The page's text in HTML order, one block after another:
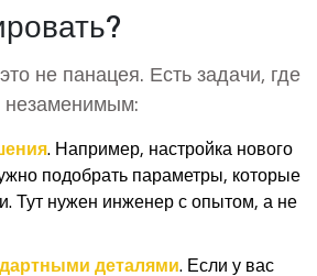
не панацея. Есть задачи, где
незаменимым:
. Например, настройка нового
подобрать параметры, которые
Тут нужен инженер с опытом, а не
деталями . Если у вас